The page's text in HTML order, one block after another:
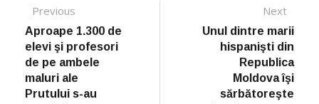
Post navigation
Previous
Aproape 1.300 de
elevi şi profesori
de pe ambele
maluri ale
Prutului s-au
Next
Unul dintre marii
hispanişti din
Republica
Moldova îşi
sărbătoreşte